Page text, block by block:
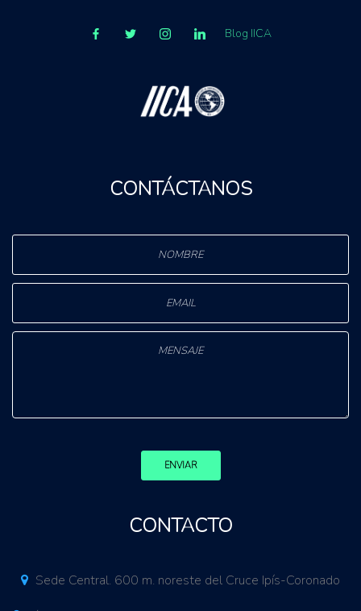
Blog IICA
CONTÁCTANOS
ENVIAR
CONTACTO
Sede Central. 600 m. noreste del Cruce Ipís-Coronado